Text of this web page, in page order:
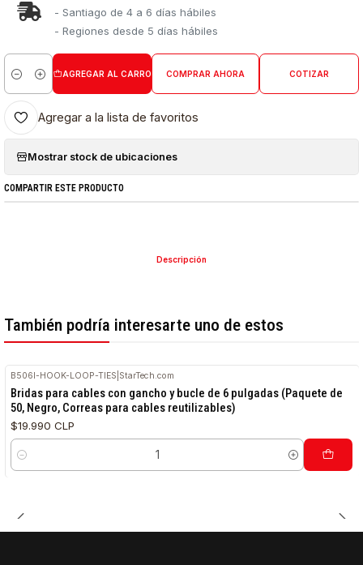
- Santiago de 4 a 6 días hábiles
- Regiones desde 5 días hábiles
Cantidad
AGREGAR AL CARRO COMPRAR AHORA COTIZAR
Agregar a la lista de favoritos
Mostrar stock de ubicaciones
COMPARTIR ESTE PRODUCTO
Descripción
También podría interesarte uno de estos
B506I-HOOK-LOOP-TIES StarTech.com
Bridas para cables con gancho y bucle de 6 pulgadas (Paquete de
50, Negro, Correas para cables reutilizables)
$19.990 CLP
Cantidad